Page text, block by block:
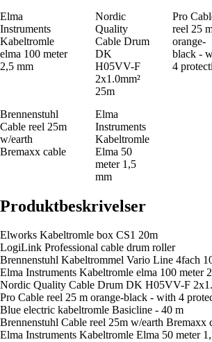
Elma
Instruments
Kabeltromle
elma 100 meter
2,5 mm
Nordic
Quality
Cable Drum
DK
H05VV-F
2x1.0mm²
25m
Pro
reel 25
orange-
black -
4
Brennenstuhl
Cable reel 25m
w/earth
Bremaxx cable
Elma
Instruments
Kabeltromle
Elma 50
meter 1,5
mm
Produktbeskrivelser
Elworks Kabeltromle box CS1 20m
LogiLink Professional cable drum roller
Brennenstuhl Kabeltrommel Vario Line 4fach
Elma Instruments Kabeltromle elma 100 meter
Nordic Quality Cable Drum DK H05VV-F
Pro Cable reel 25 m orange-black - with 4
Blue electric kabeltromle Basicline - 40 m
Brennenstuhl Cable reel 25m w/earth Bremaxx
Elma Instruments Kabeltromle Elma 50 meter